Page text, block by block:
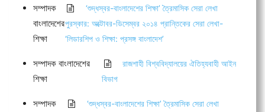
সম্পাদক
বাংলাদেশের
শিক্ষা
‘শুদ্ধস্বর-বাংলাদেশের শিক্ষা’ ত্রৈমাসিক সেরা লেখা
পুরস্কার: অক্টোবর-ডিসেম্বর ২০১৪ প্রান্তিকের সেরা লেখা-
‘লিডারশিপ ও শিক্ষা: প্রসঙ্গ বাংলাদেশ’
সম্পাদক বাংলাদেশের
শিক্ষা
রাজশাহী বিশ্ববিদ্যালয়ের ঐতিহ্যবাহী আইন
বিভাগ
সম্পাদক
‘শুদ্ধস্বর-বাংলাদেশের শিক্ষা’ ত্রৈমাসিক সেরা লেখা